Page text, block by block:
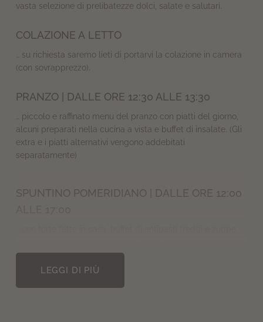
vasta selezione di prelibatezze dolci, salate e salutari.
COLAZIONE A LETTO
… su richiesta saremo lieti di portarvi la colazione in camera
(con sovrapprezzo).
PRANZO | DALLE ORE 12:30 ALLE 13:30
… piccolo e raffinato menu del pranzo con piatti del giorno,
alcuni preparati nella cucina a vista e buffet di insalate. (Gli
extra e i piatti alternativi vengono addebitati
separatamente)
LEGGI DI PIÙ
SPUNTINO POMERIDIANO | DALLE ORE 12:00
CENA | DALLE ORE 19:00 ALLE 20:30
Il nostro menu à la carte fino a 6 portate, serviti nel nostro